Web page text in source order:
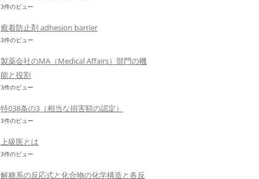
3件のビュー
癒着防止剤 adhesion barrier
3件のビュー
製薬会社のMA（Medical Affairs）部門の機
能と役割
3件のビュー
特038条の3（相当な損害額の認定）
3件のビュー
上級医とは
3件のビュー
解糖系の反応式と化合物の化学構造と各反